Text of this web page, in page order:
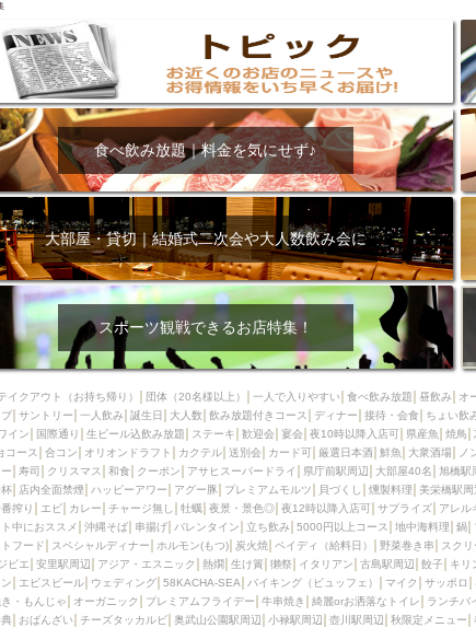
デリバ
アサヒスーパードライ
県庁前駅周辺
大部屋50名以上～
オリオン 海ぶどう
ハッピーアワー
アグー豚 プレミアムモルツ 貝
飲み放題付きコース3000円
肉の日 おもろまち駅周辺
キリン一番搾り
エビ カレー チャージ無し
アレルギー対応可能
牧志駅周辺 ペット同伴 ビ
ダイエット中におススメ
沖縄そば 串揚げ バレン
ソファー
激辛料理 石垣牛 アヒージョ アサヒ
ファーストフード
スペシャルディナー ホルモン(も
スクリーン
スペインバル・イタリアンバール 食べ放
カニ
カフェ ジビエ 安里駅周辺 アジア・エ
分煙 少人数貸切(15名以下から)
ホッピー
焼肉 電気ブラン エビスビール ウ
マイク
サッポロ 昼宴会 イベリコ豚 山盛、
市立病院前駅周辺
中華 お好み焼き・もんじゃ
綺麗orお洒落なトイレ
ランチバイキング フルーツ
クラフトビール
鉄板焼き 幹事様特典 おばんざい
壺川駅周辺
秋限定メニュー 春限定メニュー フ
ラクレット
赤嶺駅周辺 シードル 那覇空港駅周辺
食べ飲み放題｜料金を気にせず♪
大部屋・貸切｜結婚式二次会や大人数飲み会に
スポーツ観戦できるお店特集！
イクアウト（お持ち帰り） 団体（20名様以上） 一人で入りやすい 食べ飲み放題 昼飲み オ
サントリー 一人飲み 誕生日 大人数 飲み放題付きコース ディナー 接待・会食 ちょい飲
イン 国際通り 生ビール込飲み放題 ステーキ 歓迎会 宴会 夜10時以降入店可 県産魚 焼鳥
コース
合コン オリオンドラフト カクテル 送別会 カード可 厳選日本酒 鮮魚 大衆酒場 ノ
寿司 クリスマス 和食 クーポン アサヒスーパードライ 県庁前駅周辺 大部屋40名 旭橋駅
店内全面禁煙 ハッピーアワー アグー豚 プレミアムモルツ 貝づくし 燻製料理 美栄橋駅周
搾り
エビ カレー チャージ無し 牡蠣 夜景・景色◎ 夜12時以降入店可 サプライズ アレル
中におススメ
沖縄そば 串揚げ バレンタイン 立ち飲み 5000円以上コース 地中海料理 鍋
フード
スペシャルディナー ホルモン(もつ) 炭火焼 ペイディ（給料日） 野菜巻き串 スクリ
ビエ 安里駅周辺 アジア・エスニック 熱燗 生け簀 獺祭 イタリアン 古島駅周辺 餃子 キリ
エビスビール ウェディング 58KACHA-SEA バイキング（ビュッフェ） マイク サッポロ
・もんじゃ
オーガニック プレミアムフライデー 牛串焼き 綺麗orお洒落なトイレ ランチバ
おばんざい チーズタッカルビ 奥武山公園駅周辺 小禄駅周辺 壺川駅周辺 秋限定メニュー